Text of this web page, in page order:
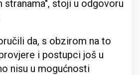
stranama", stoji u odgovoru
da, s obzirom na to
i postupci još u
nisu u mogućnosti